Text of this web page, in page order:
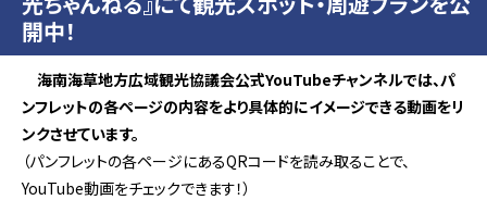
開中！
海南海草地方広域観光協議会公式YouTubeチャンネルでは、パ
ンフレットの各ページの内容をより具体的にイメージできる動画をリ
ンクさせています。
（パンフレットの各ページにあるQRコードを読み取ることで、
YouTube動画をチェックできます！）